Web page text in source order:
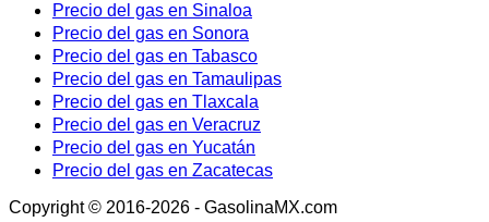
Precio del gas en Sinaloa
Precio del gas en Sonora
Precio del gas en Tabasco
Precio del gas en Tamaulipas
Precio del gas en Tlaxcala
Precio del gas en Veracruz
Precio del gas en Yucatán
Precio del gas en Zacatecas
Copyright © 2016-2026 - GasolinaMX.com